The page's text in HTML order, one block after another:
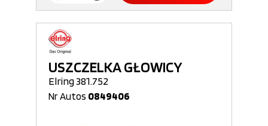
USZCZELKA GŁOWICY
Elring 381.752
Nr Autos 0849406